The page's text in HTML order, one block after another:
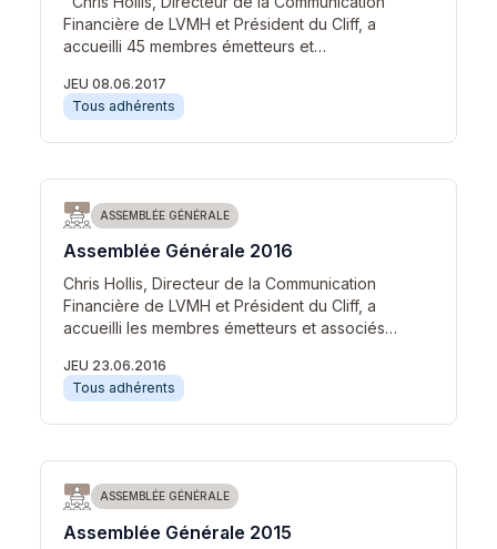
Financière de LVMH et Président du Cliff, a
accueilli 45 membres émetteurs et…
JEU 08.06.2017
Tous adhérents
ASSEMBLÉE GÉNÉRALE
Assemblée Générale 2016
Chris Hollis, Directeur de la Communication
Financière de LVMH et Président du Cliff, a
accueilli les membres émetteurs et associés…
JEU 23.06.2016
Tous adhérents
ASSEMBLÉE GÉNÉRALE
Assemblée Générale 2015